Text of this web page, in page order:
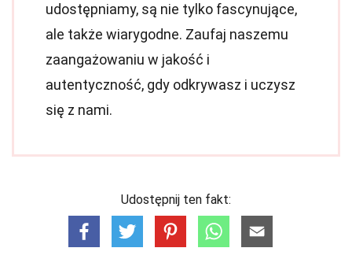
udostępniamy, są nie tylko fascynujące,
ale także wiarygodne. Zaufaj naszemu
zaangażowaniu w jakość i
autentyczność, gdy odkrywasz i uczysz
się z nami.
Udostępnij ten fakt: